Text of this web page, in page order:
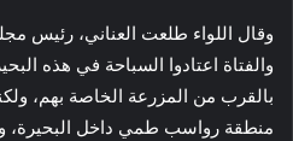
وقال اللواء طلعت العناني، رئيس
والفتاة اعتادوا السباحة في هذه
بالقرب من المزرعة الخاصة بهم،
منطقة رواسب طمي داخل البحيرة،